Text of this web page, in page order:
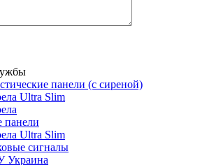
панели (с сиреной)
Ultra Slim
панели
Ultra Slim
сигналы
Украина